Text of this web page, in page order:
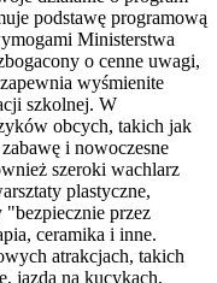
podstawę programową
Ministerstwa
o cenne uwagi,
wyśmienite
szkolnej. W
obcych, takich jak
i nowoczesne
szeroki wachlarz
plastyczne,
"bezpiecznie przez
ceramika i inne.
atrakcjach, takich
jazda na kucykach,